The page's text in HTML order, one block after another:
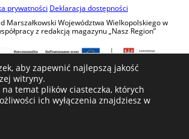
prywatności Deklaracja dostępności
Marszałkowski Województwa Wielkopolskiego w
z redakcją magazynu „Nasz Region”
Patroni medialni:
aby zapewnić najlepszą jakość
witryny.
temat plików ciasteczka, których
ich wyłączenia znajdziesz w